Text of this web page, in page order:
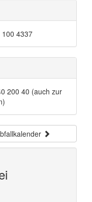
100 4337
200 40 (auch zur